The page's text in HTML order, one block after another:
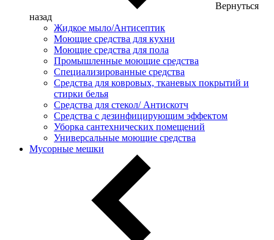
Вернуться
назад
Жидкое мыло/Антисептик
Моющие средства для кухни
Моющие средства для пола
Промышленные моющие средства
Специализированные средства
Средства для ковровых, тканевых покрытий и
стирки белья
Средства для стекол/ Антискотч
Средства с дезинфицирующим эффектом
Уборка сантехнических помещений
Универсальные моющие средства
Мусорные мешки